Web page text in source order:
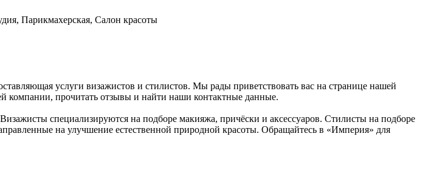
Парикмахерская, Салон красоты
услуги визажистов и стилистов. Мы рады приветствовать вас на странице нашей
компании, прочитать отзывы и найти наши контактные данные.
специализируются на подборе макияжа, причёски и аксессуаров. Стилисты на подборе
на улучшение естественной природной красоты. Обращайтесь в «Империя» для